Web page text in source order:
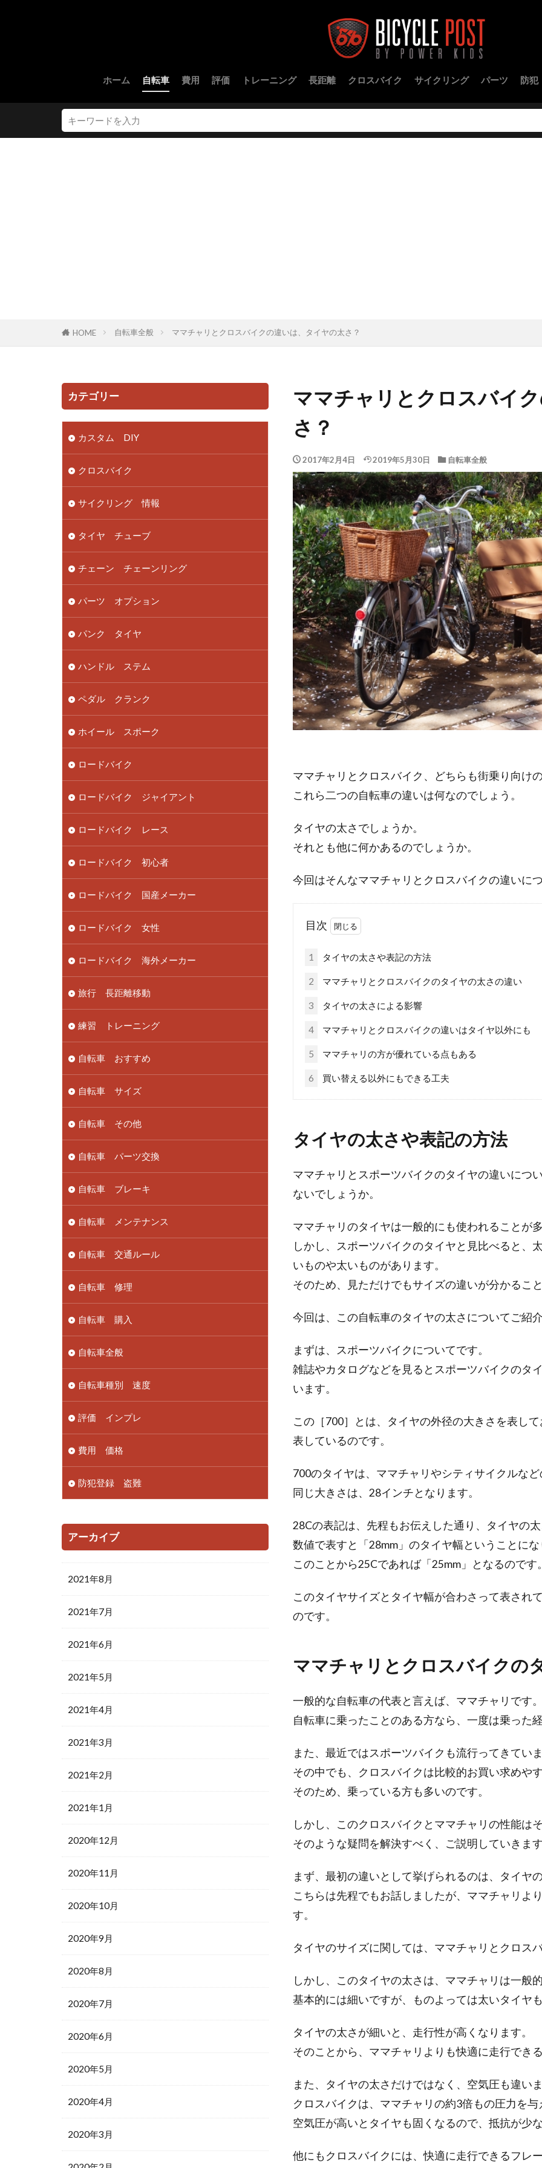
ホーム 自転車 費用 評価 トレーニング 長距離 クロスバイク サイクリング パーツ 防犯
HOME 自転車全般 ママチャリとクロスバイクの違いは、タイヤの太さ？
ママチャリとクロスバイ
さ？
2017年2月4日 2019年5月30日 自転車全般
ママチャリとクロスバイク、どちらも街乗り向け
これら二つの自転車の違いは何なのでしょう。
タイヤの太さでしょうか。
それとも他に何かあるのでしょうか。
今回はそんなママチャリとクロスバイクの違いに
目次
1 タイヤの太さや表記の方法
2 ママチャリとクロスバイクのタイヤの太さの違い
3 タイヤの太さによる影響
4 ママチャリとクロスバイクの違いはタイヤ以外にも
5 ママチャリの方が優れている点もある
6 買い替える以外にもできる工夫
タイヤの太さや表記の方法
ママチャリとスポーツバイクのタイヤの違いにつ
ないでしょうか。
ママチャリのタイヤは一般的にも使われることが
しかし、スポーツバイクのタイヤと見比べると、
いものや太いものがあります。
そのため、見ただけでもサイズの違いが分かること
今回は、この自転車のタイヤの太さについてご紹
まずは、スポーツバイクについてです。
雑誌やカタログなどを見るとスポーツバイクのタ
います。
この［700］とは、タイヤの外径の大きさを表し
表しているのです。
700のタイヤは、ママチャリやシティサイクルな
同じ大きさは、28インチとなります。
28Cの表記は、先程もお伝えした通り、タイヤの太
数値で表すと「28mm」のタイヤ幅ということにな
このことから25Cであれば「25mm」となるのです。
このタイヤサイズとタイヤ幅が合わさって表され
のです。
ママチャリとクロスバイクの
一般的な自転車の代表と言えば、ママチャリです。
自転車に乗ったことのある方なら、一度は乗った
また、最近ではスポーツバイクも流行ってきていま
その中でも、クロスバイクは比較的お買い求めやす
そのため、乗っている方も多いのです。
しかし、このクロスバイクとママチャリの性能は
そのような疑問を解決すべく、ご説明していきます
まず、最初の違いとして挙げられるのは、タイヤの
こちらは先程でもお話しましたが、ママチャリよ
す。
タイヤのサイズに関しては、ママチャリとクロス
しかし、このタイヤの太さは、ママチャリは一般
基本的には細いですが、ものよっては太いタイヤ
タイヤの太さが細いと、走行性が高くなります。
そのことから、ママチャリよりも快適に走行でき
また、タイヤの太さだけではなく、空気圧も違いま
クロスバイクは、ママチャリの約3倍もの圧力を与
空気圧が高いとタイヤも固くなるので、抵抗が少
他にもクロスバイクには、快適に走行できるフレ
カテゴリー
カスタム DIY
クロスバイク
サイクリング 情報
タイヤ チューブ
チェーン チェーンリング
パーツ オプション
パンク タイヤ
ハンドル ステム
ペダル クランク
ホイール スポーク
ロードバイク
ロードバイク ジャイアント
ロードバイク レース
ロードバイク 初心者
ロードバイク 国産メーカー
ロードバイク 女性
ロードバイク 海外メーカー
旅行 長距離移動
練習 トレーニング
自転車 おすすめ
自転車 サイズ
自転車 その他
自転車 パーツ交換
自転車 ブレーキ
自転車 メンテナンス
自転車 交通ルール
自転車 修理
自転車 購入
自転車全般
自転車種別 速度
評価 インプレ
費用 価格
防犯登録 盗難
アーカイブ
2021年8月
2021年7月
2021年6月
2021年5月
2021年4月
2021年3月
2021年2月
2021年1月
2020年12月
2020年11月
2020年10月
2020年9月
2020年8月
2020年7月
2020年6月
2020年5月
2020年4月
2020年3月